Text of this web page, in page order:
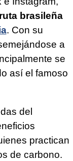
brasileña
. Con su
a
se
así el famoso
del
practican
de carbono.